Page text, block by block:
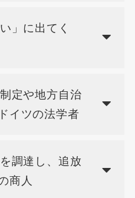
」に出てく
定や地方自治
イツの法学者
調達し、追放
商人